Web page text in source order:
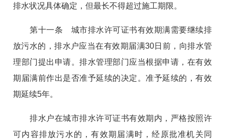
排水状况具体确定，但最长不得超过施工期限。
第十一条 城市排水许可证书有效期满需要继续排
放污水的，排水户应当在有效期届满30日前，向排水管
理部门提出申请。排水管理部门应当根据申请，在有效
期届满前作出是否准予延续的决定。准予延续的，有效
期延续5年。
排水户在城市排水许可证书有效期内，严格按照许
可内容排放污水的，有效期届满时，经原批准机关同